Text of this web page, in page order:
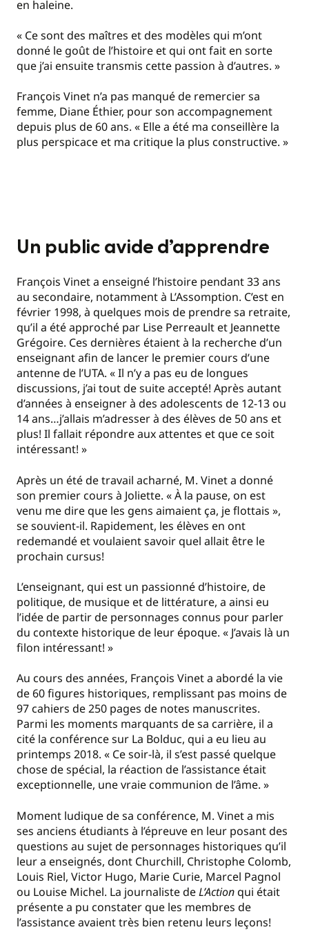
en haleine.
« Ce sont des maîtres et des modèles qui m’ont
donné le goût de l’histoire et qui ont fait en sorte
que j’ai ensuite transmis cette passion à d’autres. »
François Vinet n’a pas manqué de remercier sa
femme, Diane Éthier, pour son accompagnement
depuis plus de 60 ans. « Elle a été ma conseillère la
plus perspicace et ma critique la plus constructive. »
Un public avide d’apprendre
François Vinet a enseigné l’histoire pendant 33 ans
au secondaire, notamment à L’Assomption. C’est en
février 1998, à quelques mois de prendre sa retraite,
qu’il a été approché par Lise Perreault et Jeannette
Grégoire. Ces dernières étaient à la recherche d’un
enseignant afin de lancer le premier cours d’une
antenne de l’UTA. « Il n’y a pas eu de longues
discussions, j’ai tout de suite accepté! Après autant
d’années à enseigner à des adolescents de 12-13 ou
14 ans…j’allais m’adresser à des élèves de 50 ans et
plus! Il fallait répondre aux attentes et que ce soit
intéressant! »
Après un été de travail acharné, M. Vinet a donné
son premier cours à Joliette. « À la pause, on est
venu me dire que les gens aimaient ça, je flottais »,
se souvient-il. Rapidement, les élèves en ont
redemandé et voulaient savoir quel allait être le
prochain cursus!
L’enseignant, qui est un passionné d’histoire, de
politique, de musique et de littérature, a ainsi eu
l’idée de partir de personnages connus pour parler
du contexte historique de leur époque. « J’avais là un
filon intéressant! »
Au cours des années, François Vinet a abordé la vie
de 60 figures historiques, remplissant pas moins de
97 cahiers de 250 pages de notes manuscrites.
Parmi les moments marquants de sa carrière, il a
cité la conférence sur La Bolduc, qui a eu lieu au
printemps 2018. « Ce soir-là, il s’est passé quelque
chose de spécial, la réaction de l’assistance était
exceptionnelle, une vraie communion de l’âme. »
Moment ludique de sa conférence, M. Vinet a mis
ses anciens étudiants à l’épreuve en leur posant des
questions au sujet de personnages historiques qu’il
leur a enseignés, dont Churchill, Christophe Colomb,
Louis Riel, Victor Hugo, Marie Curie, Marcel Pagnol
ou Louise Michel. La journaliste deL’Actionqui était
présente a pu constater que les membres de
l’assistance avaient très bien retenu leurs leçons!